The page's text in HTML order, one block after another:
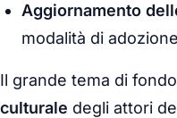
Aggiornamento
modalità di adozione
Il grande tema di
culturale degli attori